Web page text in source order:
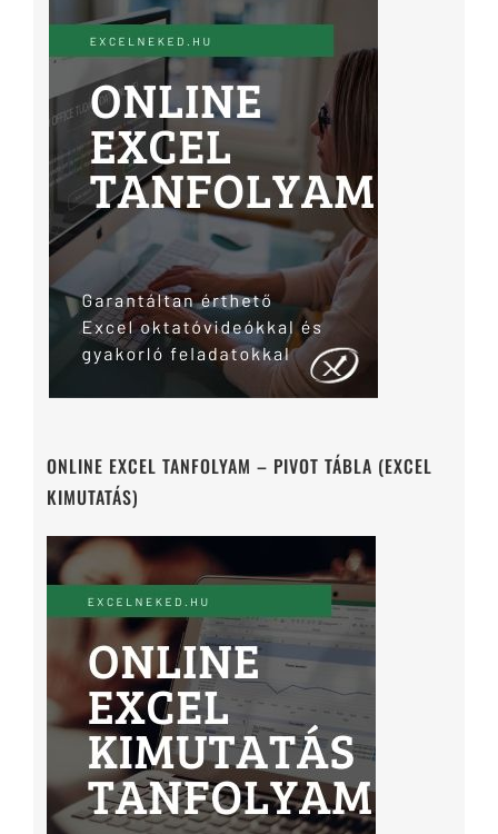
ONLINE EXCEL TANFOLYAM – PIVOT TÁBLA (EXCEL
KIMUTATÁS)